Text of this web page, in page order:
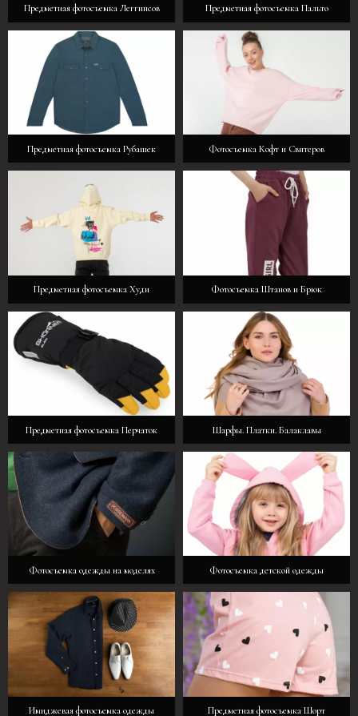
Предметная фотосъемка Леггинсов Предметная фотосъемка Пальто
Предметная фотосъемка Рубашек Фотосъемка Кофт и Свитеров
Предметная фотосъемка Худи Фотосъемка Штанов и Брюк
Предметная фотосъемка Перчаток Шарфы. Платки. Балаклавы
Фотосъемка одежды на моделях Фотосъемка детской одежды
Имиджевая фотосъемка одежды Предметная фотосъемка Шорт